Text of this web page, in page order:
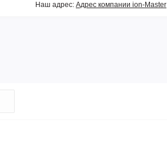
Наш адрес: Адрес компании ion-Master